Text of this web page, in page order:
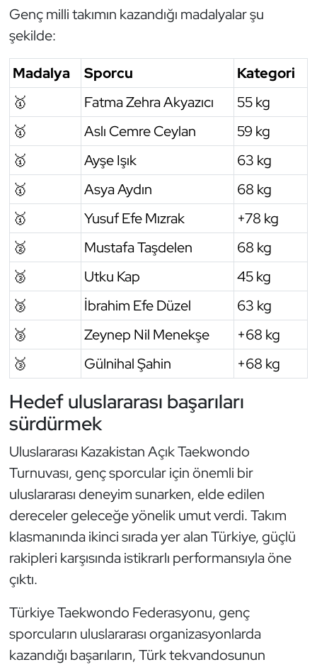
Genç milli takımın kazandığı madalyalar şu
şekilde:
Madalya Sporcu
Kategori
🥇
Fatma Zehra Akyazıcı
55 kg
🥇
Aslı Cemre Ceylan
59 kg
🥇
Ayşe Işık
63 kg
🥇
Asya Aydın
68 kg
🥇
Yusuf Efe Mızrak
+78 kg
🥈
Mustafa Taşdelen
68 kg
🥉
Utku Kap
45 kg
🥉
İbrahim Efe Düzel
63 kg
🥉
Zeynep Nil Menekşe
+68 kg
🥉
Gülnihal Şahin +68 kg
Hedef uluslararası başarıları
sürdürmek
Uluslararası Kazakistan Açık Taekwondo
Turnuvası, genç sporcular için önemli bir
uluslararası deneyim sunarken, elde edilen
dereceler geleceğe yönelik umut verdi. Takım
klasmanında ikinci sırada yer alan Türkiye, güçlü
rakipleri karşısında istikrarlı performansıyla öne
çıktı.
Türkiye Taekwondo Federasyonu, genç
sporcuların uluslararası organizasyonlarda
kazandığı başarıların, Türk tekvandosunun
Optimist
Özel Sporcular
Paralimpik
Su Topu
Sualtı Sporları
Tekvando
Triatlon
Voleybol
Vücut Geliştirme Fitness
Wushu Kungfu
Yelken
Yüzme